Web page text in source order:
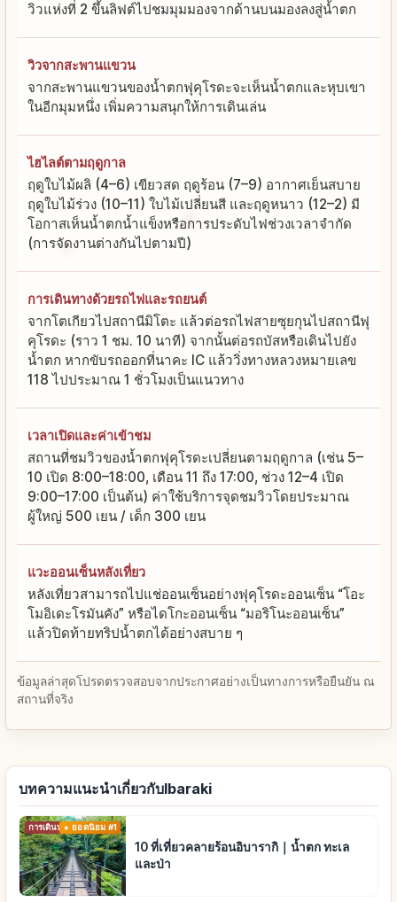
วิวแห่งที่ 2 ขึ้นลิฟต์ไปชมมุมมองจากด้านบนมองลงสู่น้ำตก
วิวจากสะพานแขวน
จากสะพานแขวนของน้ำตกฟุคุโรดะจะเห็นน้ำตกและหุบเขา
ในอีกมุมหนึ่ง เพิ่มความสนุกให้การเดินเล่น
ไฮไลต์ตามฤดูกาล
ฤดูใบไม้ผลิ (4–6) เขียวสด ฤดูร้อน (7–9) อากาศเย็นสบาย
ฤดูใบไม้ร่วง (10–11) ใบไม้เปลี่ยนสี และฤดูหนาว (12–2) มี
โอกาสเห็นน้ำตกน้ำแข็งหรือการประดับไฟช่วงเวลาจำกัด
(การจัดงานต่างกันไปตามปี)
การเดินทางด้วยรถไฟและรถยนต์
จากโตเกียวไปสถานีมิโตะ แล้วต่อรถไฟสายซุยกุนไปสถานีฟุ
คุโรดะ (ราว 1 ชม. 10 นาที) จากนั้นต่อรถบัสหรือเดินไปยัง
น้ำตก หากขับรถออกที่นาคะ IC แล้ววิ่งทางหลวงหมายเลข
118 ไปประมาณ 1 ชั่วโมงเป็นแนวทาง
เวลาเปิดและค่าเข้าชม
สถานที่ชมวิวของน้ำตกฟุคุโรดะเปลี่ยนตามฤดูกาล (เช่น 5–
10 เปิด 8:00–18:00, เดือน 11 ถึง 17:00, ช่วง 12–4 เปิด
9:00–17:00 เป็นต้น) ค่าใช้บริการจุดชมวิวโดยประมาณ
ผู้ใหญ่ 500 เยน / เด็ก 300 เยน
แวะออนเซ็นหลังเที่ยว
หลังเที่ยวสามารถไปแช่ออนเซ็นอย่างฟุคุโรดะออนเซ็น “โอะ
โมอิเดะโรมันคัง” หรือไดโกะออนเซ็น “มอริโนะออนเซ็น”
แล้วปิดท้ายทริปน้ำตกได้อย่างสบาย ๆ
ข้อมูลล่าสุดโปรดตรวจสอบจากประกาศอย่างเป็นทางการหรือยืนยัน ณ
สถานที่จริง
บทความแนะนำเกี่ยวกับIbaraki
การเดินทาง ยอดนิยม #1
10 ที่เที่ยวคลายร้อนอิบารากิ｜น้ำตก ทะเล
และป่า